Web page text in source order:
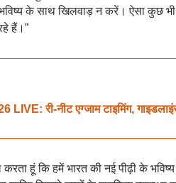
के साथ खिलवाड़ न करें। ऐसा कुछ
हैं।”
LIVE: री-नीट एग्जाम टाइमिंग,
करता हूं कि हमें भारत की नई पीढ़ी के